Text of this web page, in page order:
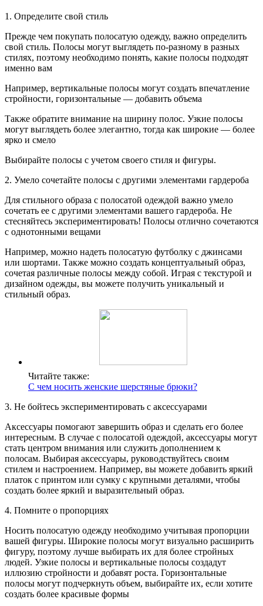
1. Определите свой стиль
Прежде чем покупать полосатую одежду, важно определить
свой стиль. Полосы могут выглядеть по-разному в разных
стилях, поэтому необходимо понять, какие полосы подходят
именно вам
Например, вертикальные полосы могут создать впечатление
стройности, горизонтальные — добавить объема
Также обратите внимание на ширину полос. Узкие полосы
могут выглядеть более элегантно, тогда как широкие — более
ярко и смело
Выбирайте полосы с учетом своего стиля и фигуры.
2. Умело сочетайте полосы с другими элементами гардероба
Для стильного образа с полосатой одеждой важно умело
сочетать ее с другими элементами вашего гардероба. Не
стесняйтесь экспериментировать! Полосы отлично сочетаются
с однотонными вещами
Например, можно надеть полосатую футболку с джинсами
или шортами. Также можно создать концептуальный образ,
сочетая различные полосы между собой. Играя с текстурой и
дизайном одежды, вы можете получить уникальный и
стильный образ.
Читайте также:
С чем носить женские шерстяные брюки?
3. Не бойтесь экспериментировать с аксессуарами
Аксессуары помогают завершить образ и сделать его более
интересным. В случае с полосатой одеждой, аксессуары могут
стать центром внимания или служить дополнением к
полосам. Выбирая аксессуары, руководствуйтесь своим
стилем и настроением. Например, вы можете добавить яркий
платок с принтом или сумку с крупными деталями, чтобы
создать более яркий и выразительный образ.
4. Помните о пропорциях
Носить полосатую одежду необходимо учитывая пропорции
вашей фигуры. Широкие полосы могут визуально расширить
фигуру, поэтому лучше выбирать их для более стройных
людей. Узкие полосы и вертикальные полосы создадут
иллюзию стройности и добавят роста. Горизонтальные
полосы могут подчеркнуть объем, выбирайте их, если хотите
создать более красивые формы